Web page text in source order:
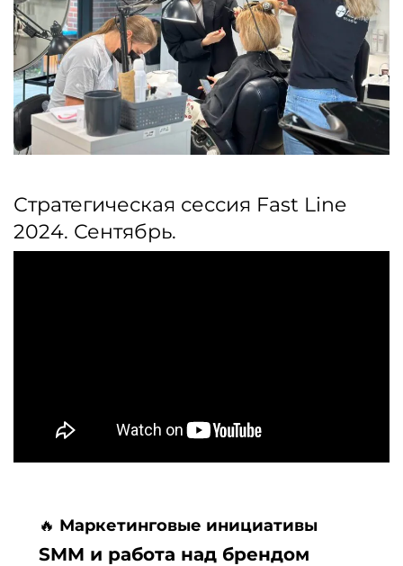
Стратегическая сессия Fast Line
2024. Сентябрь.
🔥 Маркетинговые инициативы
SMM и работа над брендом